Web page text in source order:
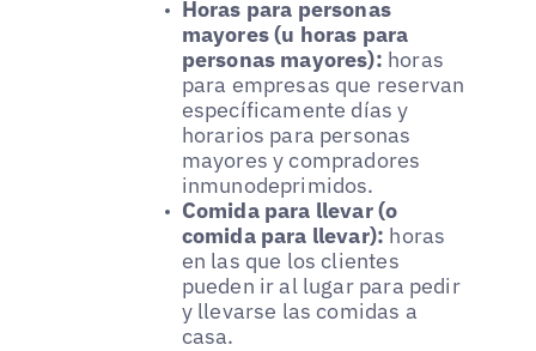
Horas para personas
mayores (u horas para
personas mayores): horas
para empresas que reservan
específicamente días y
horarios para personas
mayores y compradores
inmunodeprimidos.
Comida para llevar (o
comida para llevar): horas
en las que los clientes
pueden ir al lugar para pedir
y llevarse las comidas a
casa.